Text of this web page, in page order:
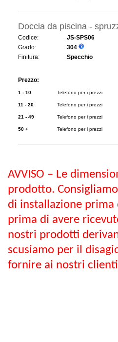
Doccia da piscina -
Codice:
JS-SPS06
Grado:
304
Finitura:
Specchio
Prezzo:
1 - 10 Telefono per i prezzi
11 - 20 Telefono per i prezzi
21 - 49 Telefono per i prezzi
50 + Telefono per i prezzi
AVVISO – Le
prodotto.
di installazione
prima di avere
nostri prodotti
scusiamo per il
fornire ai nostri